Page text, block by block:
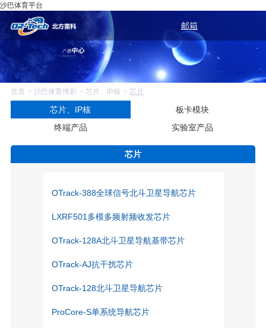
沙巴体育平台
邮箱
首页 沙巴体育博彩 芯片、IP核 芯片
芯片、IP核
板卡模块
终端产品
实验室产品
芯片
OTrack-388全球信号北斗卫星导航芯片
LXRF501多模多频射频收发芯片
OTrack-128A北斗卫星导航基带芯片
OTrack-AJ抗干扰芯片
OTrack-128北斗卫星导航芯片
ProCore-S单系统导航芯片